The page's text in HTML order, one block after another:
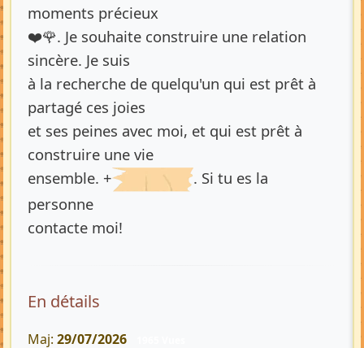
moments précieux
❤️🌹. Je souhaite construire une relation
sincère. Je suis
à la recherche de quelqu'un qui est prêt à
partagé ces joies
et ses peines avec moi, et qui est prêt à
construire une vie
ensemble. +
. Si tu es la
personne
contacte moi!
En détails
Maj: 29/07/2026